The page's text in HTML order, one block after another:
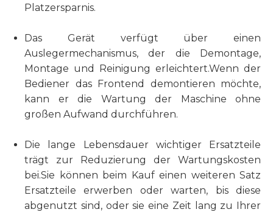
Platzersparnis.
Das Gerät verfügt über einen
Auslegermechanismus, der die Demontage,
Montage und Reinigung erleichtert.Wenn der
Bediener das Frontend demontieren möchte,
kann er die Wartung der Maschine ohne
großen Aufwand durchführen.
Die lange Lebensdauer wichtiger Ersatzteile
trägt zur Reduzierung der Wartungskosten
bei.Sie können beim Kauf einen weiteren Satz
Ersatzteile erwerben oder warten, bis diese
abgenutzt sind, oder sie eine Zeit lang zu Ihrer